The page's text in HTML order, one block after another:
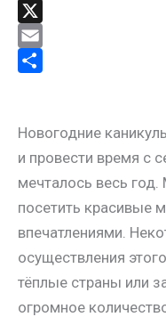
e
g
r
n
o
k
s
s
n
i
k
i
h
a
t
p
p
P
n
r
e
s
t
X
E
i
l
п
р
а
в
и
т
ь
Новогодние
и провести время с
мечталось весь
посетить красивые
впечатлениями.
осуществления
тёплые страны или
огромное